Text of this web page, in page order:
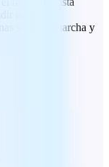
archivos
sobre la marcha y